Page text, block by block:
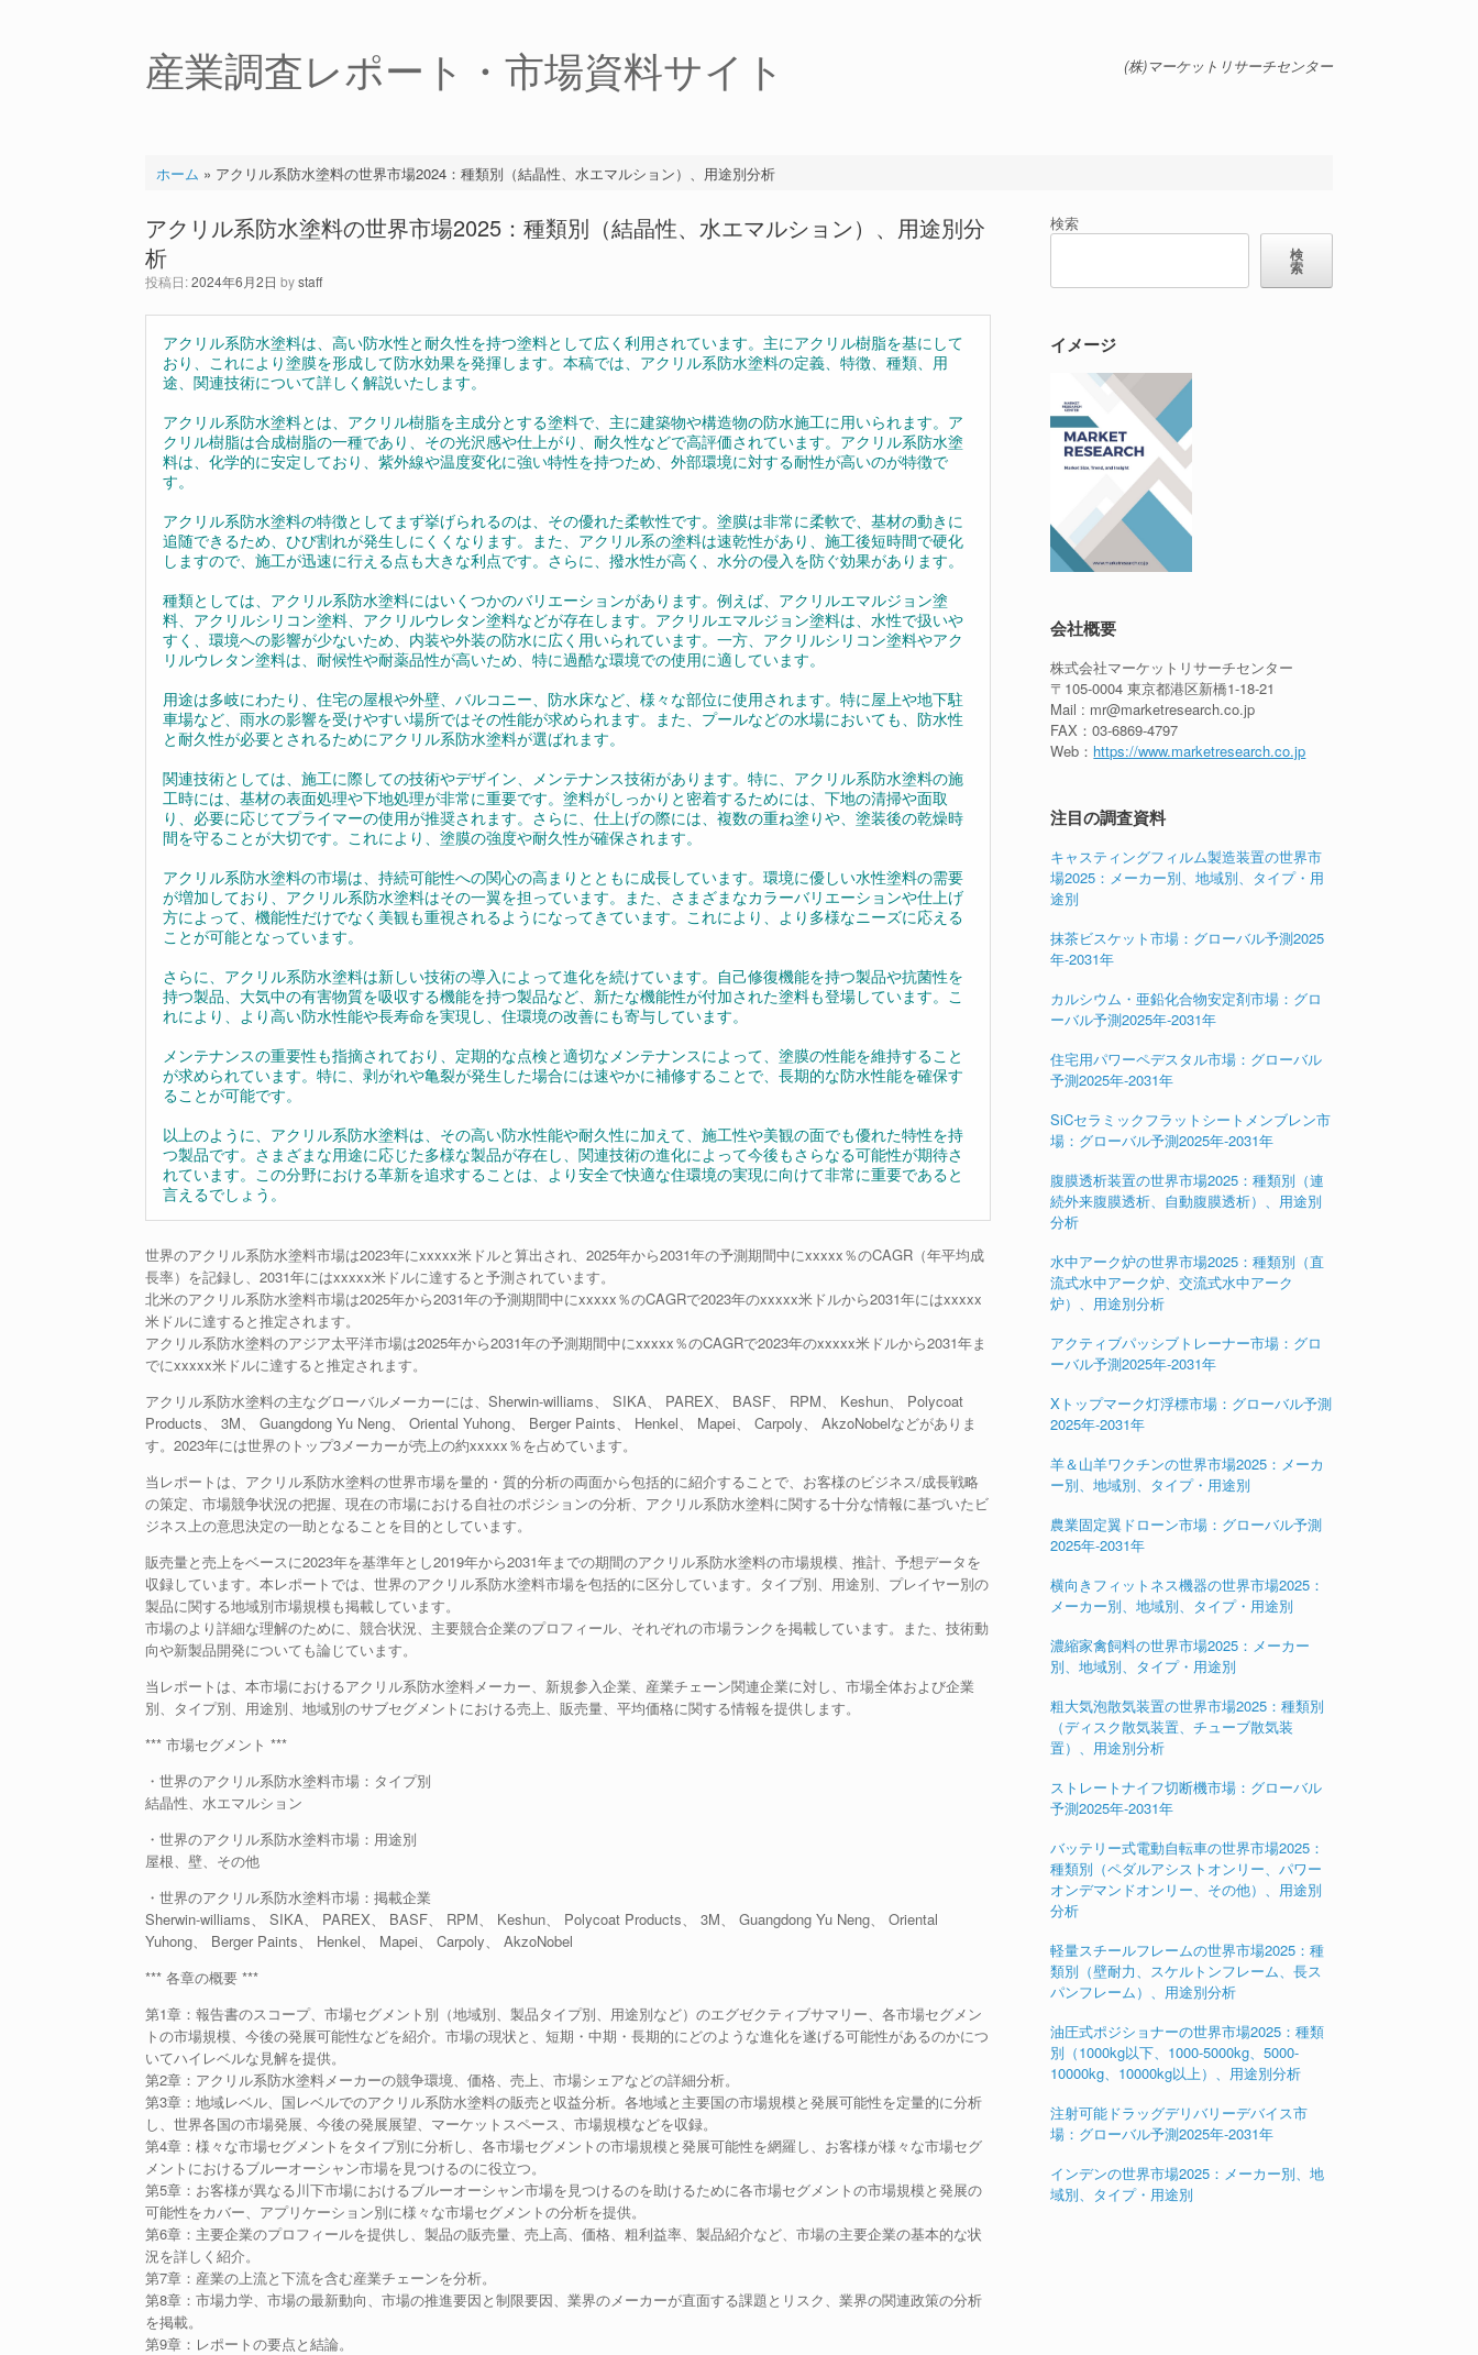
産業調査レポート・市場資料サイト (株)マーケットリサーチセンター
ホーム » アクリル系防水塗料の世界市場2024：種類別（結晶性、水エマルション）、用途別分析
アクリル系防水塗料の世界市場2025：種類別（結晶性、水エマルション）、用途別分
析
投稿日:2024年6月2日 bystaff
アクリル系防水塗料は、高い防水性と耐久性を持つ塗料として広く利用されています。主にアクリル樹脂を基にして
おり、これにより塗膜を形成して防水効果を発揮します。本稿では、アクリル系防水塗料の定義、特徴、種類、用
途、関連技術について詳しく解説いたします。
アクリル系防水塗料とは、アクリル樹脂を主成分とする塗料で、主に建築物や構造物の防水施工に用いられます。ア
クリル樹脂は合成樹脂の一種であり、その光沢感や仕上がり、耐久性などで高評価されています。アクリル系防水塗
料は、化学的に安定しており、紫外線や温度変化に強い特性を持つため、外部環境に対する耐性が高いのが特徴で
す。
アクリル系防水塗料の特徴としてまず挙げられるのは、その優れた柔軟性です。塗膜は非常に柔軟で、基材の動きに
追随できるため、ひび割れが発生しにくくなります。また、アクリル系の塗料は速乾性があり、施工後短時間で硬化
しますので、施工が迅速に行える点も大きな利点です。さらに、撥水性が高く、水分の侵入を防ぐ効果があります。
種類としては、アクリル系防水塗料にはいくつかのバリエーションがあります。例えば、アクリルエマルジョン塗
料、アクリルシリコン塗料、アクリルウレタン塗料などが存在します。アクリルエマルジョン塗料は、水性で扱いや
すく、環境への影響が少ないため、内装や外装の防水に広く用いられています。一方、アクリルシリコン塗料やアク
リルウレタン塗料は、耐候性や耐薬品性が高いため、特に過酷な環境での使用に適しています。
用途は多岐にわたり、住宅の屋根や外壁、バルコニー、防水床など、様々な部位に使用されます。特に屋上や地下駐
車場など、雨水の影響を受けやすい場所ではその性能が求められます。また、プールなどの水場においても、防水性
と耐久性が必要とされるためにアクリル系防水塗料が選ばれます。
関連技術としては、施工に際しての技術やデザイン、メンテナンス技術があります。特に、アクリル系防水塗料の施
工時には、基材の表面処理や下地処理が非常に重要です。塗料がしっかりと密着するためには、下地の清掃や面取
り、必要に応じてプライマーの使用が推奨されます。さらに、仕上げの際には、複数の重ね塗りや、塗装後の乾燥時
間を守ることが大切です。これにより、塗膜の強度や耐久性が確保されます。
アクリル系防水塗料の市場は、持続可能性への関心の高まりとともに成長しています。環境に優しい水性塗料の需要
が増加しており、アクリル系防水塗料はその一翼を担っています。また、さまざまなカラーバリエーションや仕上げ
方によって、機能性だけでなく美観も重視されるようになってきています。これにより、より多様なニーズに応える
ことが可能となっています。
さらに、アクリル系防水塗料は新しい技術の導入によって進化を続けています。自己修復機能を持つ製品や抗菌性を
持つ製品、大気中の有害物質を吸収する機能を持つ製品など、新たな機能性が付加された塗料も登場しています。こ
れにより、より高い防水性能や長寿命を実現し、住環境の改善にも寄与しています。
メンテナンスの重要性も指摘されており、定期的な点検と適切なメンテナンスによって、塗膜の性能を維持すること
が求められています。特に、剥がれや亀裂が発生した場合には速やかに補修することで、長期的な防水性能を確保す
ることが可能です。
以上のように、アクリル系防水塗料は、その高い防水性能や耐久性に加えて、施工性や美観の面でも優れた特性を持
つ製品です。さまざまな用途に応じた多様な製品が存在し、関連技術の進化によって今後もさらなる可能性が期待さ
れています。この分野における革新を追求することは、より安全で快適な住環境の実現に向けて非常に重要であると
言えるでしょう。
世界のアクリル系防水塗料市場は2023年にxxxxx米ドルと算出され、2025年から2031年の予測期間中にxxxxx％のCAGR（年平均成
長率）を記録し、2031年にはxxxxx米ドルに達すると予測されています。
北米のアクリル系防水塗料市場は2025年から2031年の予測期間中にxxxxx％のCAGRで2023年のxxxxx米ドルから2031年にはxxxxx
米ドルに達すると推定されます。
アクリル系防水塗料のアジア太平洋市場は2025年から2031年の予測期間中にxxxxx％のCAGRで2023年のxxxxx米ドルから2031年ま
でにxxxxx米ドルに達すると推定されます。
アクリル系防水塗料の主なグローバルメーカーには、Sherwin-williams、 SIKA、 PAREX、 BASF、 RPM、 Keshun、 Polycoat
Products、 3M、 Guangdong Yu Neng、 Oriental Yuhong、 Berger Paints、 Henkel、 Mapei、 Carpoly、 AkzoNobelなどがありま
す。2023年には世界のトップ3メーカーが売上の約xxxxx％を占めています。
当レポートは、アクリル系防水塗料の世界市場を量的・質的分析の両面から包括的に紹介することで、お客様のビジネス/成長戦略
の策定、市場競争状況の把握、現在の市場における自社のポジションの分析、アクリル系防水塗料に関する十分な情報に基づいたビ
ジネス上の意思決定の一助となることを目的としています。
販売量と売上をベースに2023年を基準年とし2019年から2031年までの期間のアクリル系防水塗料の市場規模、推計、予想データを
収録しています。本レポートでは、世界のアクリル系防水塗料市場を包括的に区分しています。タイプ別、用途別、プレイヤー別の
製品に関する地域別市場規模も掲載しています。
市場のより詳細な理解のために、競合状況、主要競合企業のプロフィール、それぞれの市場ランクを掲載しています。また、技術動
向や新製品開発についても論じています。
当レポートは、本市場におけるアクリル系防水塗料メーカー、新規参入企業、産業チェーン関連企業に対し、市場全体および企業
別、タイプ別、用途別、地域別のサブセグメントにおける売上、販売量、平均価格に関する情報を提供します。
*** 市場セグメント ***
・世界のアクリル系防水塗料市場：タイプ別
結晶性、水エマルション
・世界のアクリル系防水塗料市場：用途別
屋根、壁、その他
・世界のアクリル系防水塗料市場：掲載企業
Sherwin-williams、 SIKA、 PAREX、 BASF、 RPM、 Keshun、 Polycoat Products、 3M、 Guangdong Yu Neng、 Oriental
Yuhong、 Berger Paints、 Henkel、 Mapei、 Carpoly、 AkzoNobel
*** 各章の概要 ***
第1章：報告書のスコープ、市場セグメント別（地域別、製品タイプ別、用途別など）のエグゼクティブサマリー、各市場セグメン
トの市場規模、今後の発展可能性などを紹介。市場の現状と、短期・中期・長期的にどのような進化を遂げる可能性があるのかにつ
いてハイレベルな見解を提供。
第2章：アクリル系防水塗料メーカーの競争環境、価格、売上、市場シェアなどの詳細分析。
第3章：地域レベル、国レベルでのアクリル系防水塗料の販売と収益分析。各地域と主要国の市場規模と発展可能性を定量的に分析
し、世界各国の市場発展、今後の発展展望、マーケットスペース、市場規模などを収録。
第4章：様々な市場セグメントをタイプ別に分析し、各市場セグメントの市場規模と発展可能性を網羅し、お客様が様々な市場セグ
メントにおけるブルーオーシャン市場を見つけるのに役立つ。
第5章：お客様が異なる川下市場におけるブルーオーシャン市場を見つけるのを助けるために各市場セグメントの市場規模と発展の
可能性をカバー、アプリケーション別に様々な市場セグメントの分析を提供。
第6章：主要企業のプロフィールを提供し、製品の販売量、売上高、価格、粗利益率、製品紹介など、市場の主要企業の基本的な状
況を詳しく紹介。
第7章：産業の上流と下流を含む産業チェーンを分析。
第8章：市場力学、市場の最新動向、市場の推進要因と制限要因、業界のメーカーが直面する課題とリスク、業界の関連政策の分析
を掲載。
第9章：レポートの要点と結論。
検索
検
索
イメージ
会社概要
株式会社マーケットリサーチセンター
〒105-0004 東京都港区新橋1-18-21
Mail : mr@marketresearch.co.jp
FAX：03-6869-4797
Web： https://www.marketresearch.co.jp
注目の調査資料
キャスティングフィルム製造装置の世界市
場2025：メーカー別、地域別、タイプ・用
途別
抹茶ビスケット市場：グローバル予測2025
年-2031年
カルシウム・亜鉛化合物安定剤市場：グロ
ーバル予測2025年-2031年
住宅用パワーペデスタル市場：グローバル
予測2025年-2031年
SiCセラミックフラットシートメンブレン市
場：グローバル予測2025年-2031年
腹膜透析装置の世界市場2025：種類別（連
続外来腹膜透析、自動腹膜透析）、用途別
分析
水中アーク炉の世界市場2025：種類別（直
流式水中アーク炉、交流式水中アーク
炉）、用途別分析
アクティブパッシブトレーナー市場：グロ
ーバル予測2025年-2031年
Xトップマーク灯浮標市場：グローバル予測
2025年-2031年
羊＆山羊ワクチンの世界市場2025：メーカ
ー別、地域別、タイプ・用途別
農業固定翼ドローン市場：グローバル予測
2025年-2031年
横向きフィットネス機器の世界市場2025：
メーカー別、地域別、タイプ・用途別
濃縮家禽飼料の世界市場2025：メーカー
別、地域別、タイプ・用途別
粗大気泡散気装置の世界市場2025：種類別
（ディスク散気装置、チューブ散気装
置）、用途別分析
ストレートナイフ切断機市場：グローバル
予測2025年-2031年
バッテリー式電動自転車の世界市場2025：
種類別（ペダルアシストオンリー、パワー
オンデマンドオンリー、その他）、用途別
分析
軽量スチールフレームの世界市場2025：種
類別（壁耐力、スケルトンフレーム、長ス
パンフレーム）、用途別分析
油圧式ポジショナーの世界市場2025：種類
別（1000kg以下、1000-5000kg、5000-
10000kg、10000kg以上）、用途別分析
注射可能ドラッグデリバリーデバイス市
場：グローバル予測2025年-2031年
インデンの世界市場2025：メーカー別、地
域別、タイプ・用途別